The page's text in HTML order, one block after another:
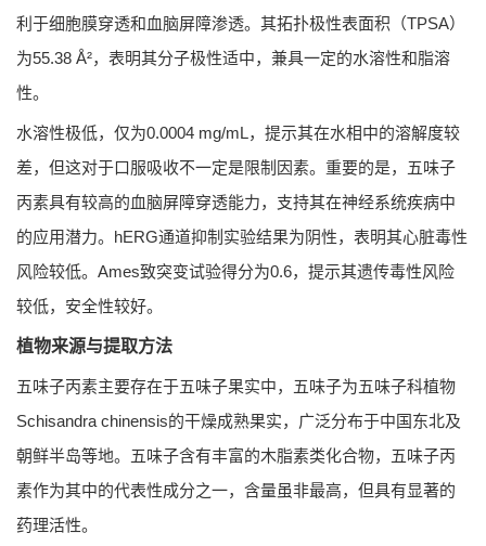
利于细胞膜穿透和血脑屏障渗透。其拓扑极性表面积（TPSA）
为55.38 Å²，表明其分子极性适中，兼具一定的水溶性和脂溶
性。
水溶性极低，仅为0.0004 mg/mL，提示其在水相中的溶解度较
差，但这对于口服吸收不一定是限制因素。重要的是，五味子
丙素具有较高的血脑屏障穿透能力，支持其在神经系统疾病中
的应用潜力。hERG通道抑制实验结果为阴性，表明其心脏毒性
风险较低。Ames致突变试验得分为0.6，提示其遗传毒性风险
较低，安全性较好。
植物来源与提取方法
五味子丙素主要存在于五味子果实中，五味子为五味子科植物
Schisandra chinensis的干燥成熟果实，广泛分布于中国东北及
朝鲜半岛等地。五味子含有丰富的木脂素类化合物，五味子丙
素作为其中的代表性成分之一，含量虽非最高，但具有显著的
药理活性。